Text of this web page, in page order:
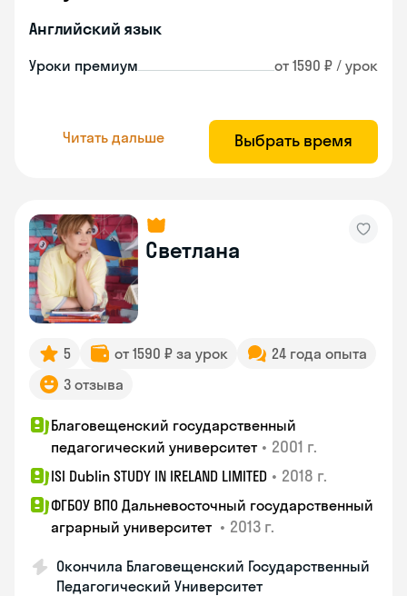
Английский язык
Уроки премиум от 1590 ₽ / урок
Читать дальше Выбрать время
Светлана
5 от 1590 ₽ за урок
24 года опыта
3 отзыва
Благовещенский государственный
педагогический университет • 2001 г.
ISI Dublin STUDY IN IRELAND LIMITED • 2018 г.
ФГБОУ ВПО Дальневосточный государственный
аграрный университет • 2013 г.
Окончила Благовещенский Государственный
Педагогический Университет